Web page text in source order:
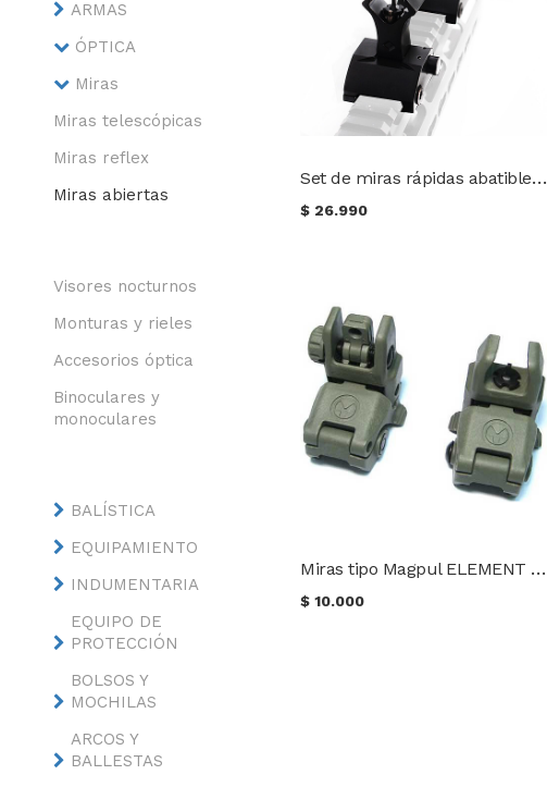
ARMAS
ÓPTICA
Miras
Miras telescópicas
Miras reflex
Miras abiertas
Visores nocturnos
Monturas y rieles
Accesorios óptica
Binoculares y
monoculares
BALÍSTICA
EQUIPAMIENTO
INDUMENTARIA
EQUIPO DE
PROTECCIÓN
BOLSOS Y
MOCHILAS
ARCOS Y
BALLESTAS
Set de miras rápidas abatibles para rifles
$ 26.990
Miras tipo Magpul ELEMENT solo delantera
$10.000